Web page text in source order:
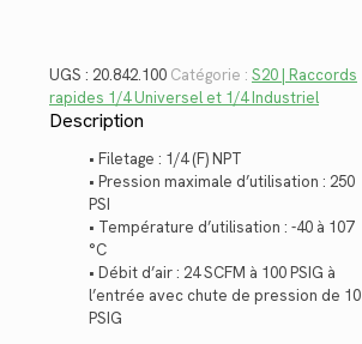
UGS : 20.842.100 Catégorie : S20 | Raccords
rapides 1/4 Universel et 1/4 Industriel
Description
• Filetage : 1/4 (F) NPT
• Pression maximale d’utilisation : 250
PSI
• Température d’utilisation : -40 à 107
°C
• Débit d’air : 24 SCFM à 100 PSIG à
l’entrée avec chute de pression de 10
PSIG